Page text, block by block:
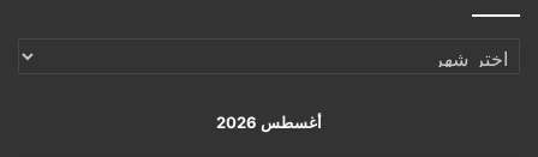
الإرشيف
أغسطس 2026